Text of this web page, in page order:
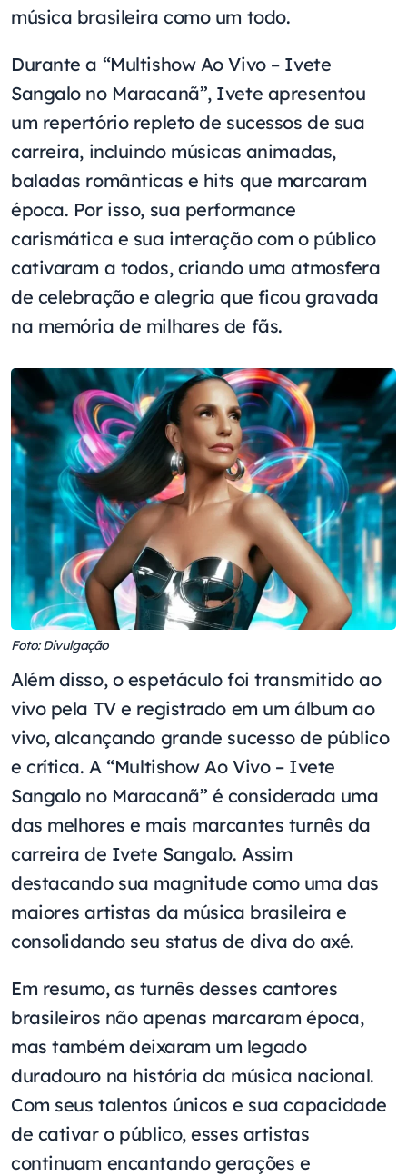
música brasileira como um todo.
Durante a “Multishow Ao Vivo – Ivete
Sangalo no Maracanã”, Ivete apresentou
um repertório repleto de sucessos de sua
carreira, incluindo músicas animadas,
baladas românticas e hits que marcaram
época. Por isso, sua performance
carismática e sua interação com o público
cativaram a todos, criando uma atmosfera
de celebração e alegria que ficou gravada
na memória de milhares de fãs.
Foto: Divulgação
Além disso, o espetáculo foi transmitido ao
vivo pela TV e registrado em um álbum ao
vivo, alcançando grande sucesso de público
e crítica. A “Multishow Ao Vivo – Ivete
Sangalo no Maracanã” é considerada uma
das melhores e mais marcantes turnês da
carreira de Ivete Sangalo. Assim
destacando sua magnitude como uma das
maiores artistas da música brasileira e
consolidando seu status de diva do axé.
Em resumo, as turnês desses cantores
brasileiros não apenas marcaram época,
mas também deixaram um legado
duradouro na história da música nacional.
Com seus talentos únicos e sua capacidade
de cativar o público, esses artistas
continuam encantando gerações e